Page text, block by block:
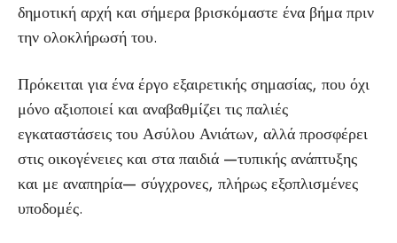
δημοτική αρχή και σήμερα βρισκόμαστε ένα βήμα πριν
την ολοκλήρωσή του.
Πρόκειται για ένα έργο εξαιρετικής σημασίας, που όχι
μόνο αξιοποιεί και αναβαθμίζει τις παλιές
εγκαταστάσεις του Ασύλου Ανιάτων, αλλά προσφέρει
στις οικογένειες και στα παιδιά —τυπικής ανάπτυξης
και με αναπηρία— σύγχρονες, πλήρως εξοπλισμένες
υποδομές.